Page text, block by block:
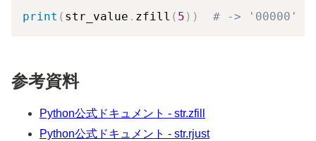
print ( str_value . zfill ( 5 ) ) # -> '00000'
参考資料
Python公式ドキュメント - str.zfill
Python公式ドキュメント - str.rjust